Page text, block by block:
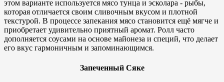
этом варианте используется мясо тунца и эсколара - рыбы,
которая отличается своим сливочным вкусом и плотной
текстурой. В процессе запекания мясо становится ещё мягче и
приобретает удивительно приятный аромат. Ролл часто
дополняется соусами на основе майонеза и специй, что делает
его вкус гармоничным и запоминающимся.
Запеченный Сяке